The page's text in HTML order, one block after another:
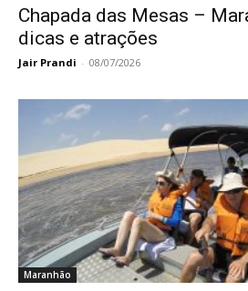
Chapada das Mesas –
dicas e atrações
Jair Prandi - 08/07/2026
Maranhão